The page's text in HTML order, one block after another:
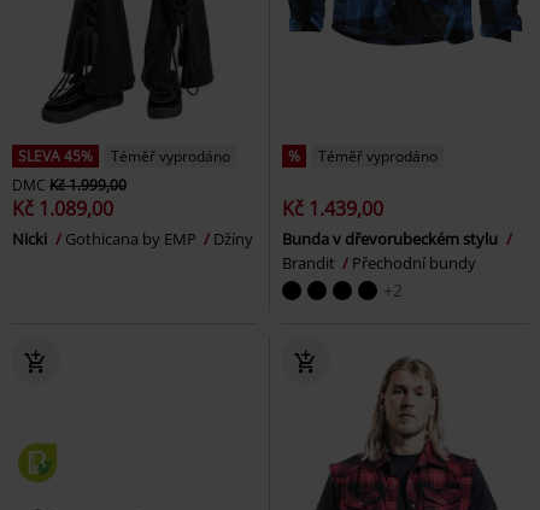
SLEVA 45%
Téměř vyprodáno
DMC Kč 1.999,00
Kč 1.089,00
Nicki Gothicana by EMP Džíny
% Téměř vyprodáno
Kč 1.439,00
Bunda v dřevorubeckém stylu
Brandit
Přechodní bundy
+2